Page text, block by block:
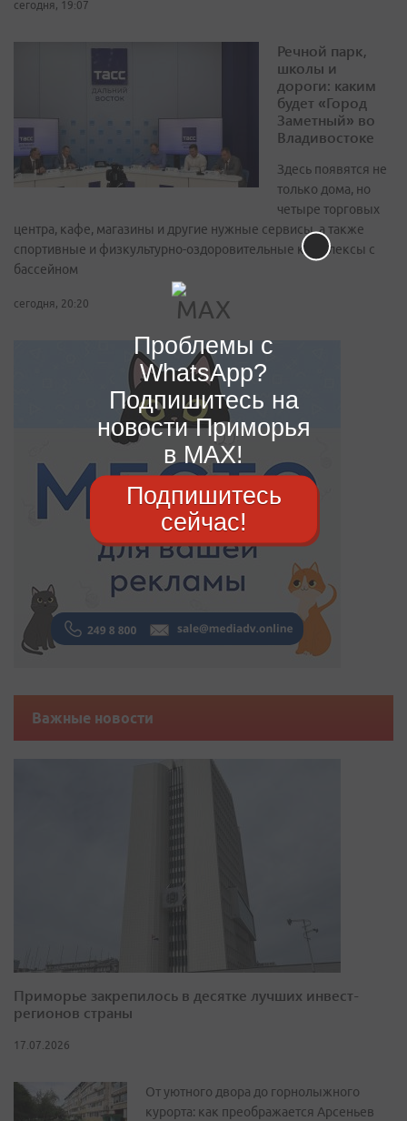
сегодня, 19:07
Речной парк,
школы и
дороги: каким
будет «Город
Заметный» во
Владивостоке
Здесь появятся не
только дома, но
четыре торговых
центра, кафе, магазины и другие нужные сервисы, а также
спортивные и физкультурно-оздоровительные комплексы с
бассейном
сегодня, 20:20
Важные новости
Приморье закрепилось в десятке лучших инвест-
регионов страны
17.07.2026
От уютного двора до горнолыжного
курорта: как преображается Арсеньев
Проблемы с
WhatsApp?
Подпишитесь на
новости Приморья
в MAX!
Подпишитесь
сейчас!